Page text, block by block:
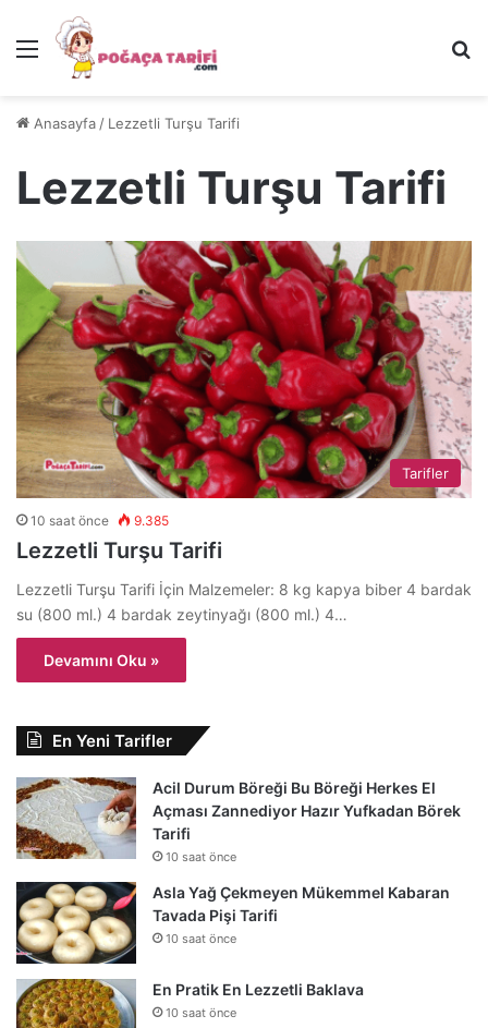
Menü
Anasayfa / Lezzetli Turşu Tarifi
Lezzetli Turşu Tarifi
Tarifler
10 saat önce 9.385
Lezzetli Turşu Tarifi
Lezzetli Turşu Tarifi İçin Malzemeler: 8 kg kapya biber 4 bardak
su (800 ml.) 4 bardak zeytinyağı (800 ml.) 4…
Devamını Oku »
En Yeni Tarifler
Acil Durum Böreği Bu Böreği Herkes El
Açması Zannediyor Hazır Yufkadan Börek
Tarifi
10 saat önce
Asla Yağ Çekmeyen Mükemmel Kabaran
Tavada Pişi Tarifi
10 saat önce
En Pratik En Lezzetli Baklava
10 saat önce